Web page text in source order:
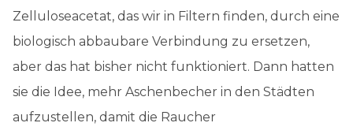
Zelluloseacetat, das wir in Filtern finden, durch eine
biologisch abbaubare Verbindung zu ersetzen,
aber das hat bisher nicht funktioniert. Dann hatten
sie die Idee, mehr Aschenbecher in den Städten
aufzustellen, damit die Raucher